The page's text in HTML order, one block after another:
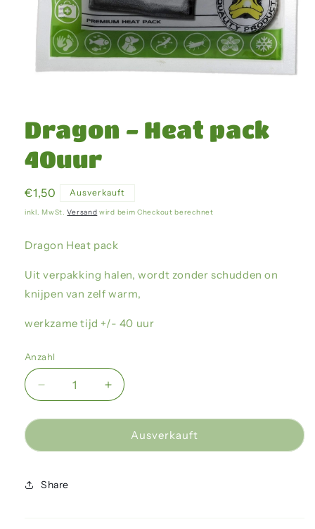
Modal
öffnen
Dragon - Heat pack
40uur
Normaler
Preis
€1,50 Ausverkauft
inkl. MwSt.Versand wird beim Checkout berechnet
Dragon Heat pack
Uit verpakking halen, wordt zonder schudden on
knijpen van zelf warm,
werkzame tijd +/- 40 uur
Anzahl
Verringere
die
Menge
Dragon
Heat
Erhöhe
die
Menge
Dragon
Ausverkauft
Share